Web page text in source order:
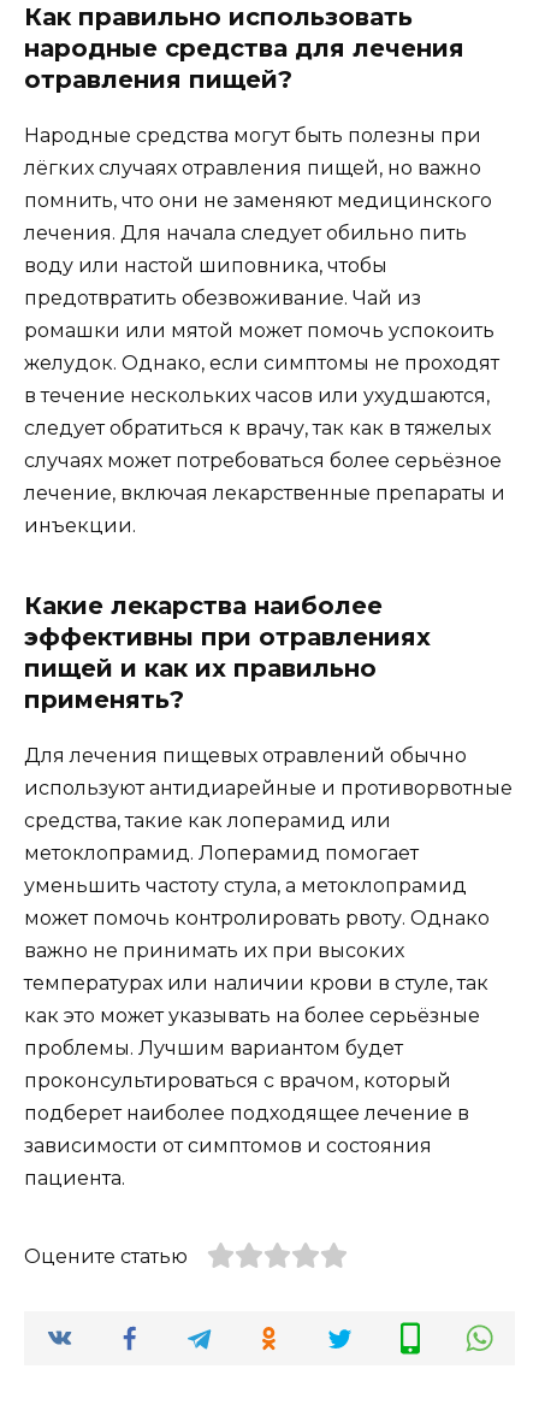
Как правильно использовать
народные средства для лечения
отравления пищей?
Народные средства могут быть полезны при
лёгких случаях отравления пищей, но важно
помнить, что они не заменяют медицинского
лечения. Для начала следует обильно пить
воду или настой шиповника, чтобы
предотвратить обезвоживание. Чай из
ромашки или мятой может помочь успокоить
желудок. Однако, если симптомы не проходят
в течение нескольких часов или ухудшаются,
следует обратиться к врачу, так как в тяжелых
случаях может потребоваться более серьёзное
лечение, включая лекарственные препараты и
инъекции.
Какие лекарства наиболее
эффективны при отравлениях
пищей и как их правильно
применять?
Для лечения пищевых отравлений обычно
используют антидиарейные и противорвотные
средства, такие как лоперамид или
метоклопрамид. Лоперамид помогает
уменьшить частоту стула, а метоклопрамид
может помочь контролировать рвоту. Однако
важно не принимать их при высоких
температурах или наличии крови в стуле, так
как это может указывать на более серьёзные
проблемы. Лучшим вариантом будет
проконсультироваться с врачом, который
подберет наиболее подходящее лечение в
зависимости от симптомов и состояния
пациента.
Оцените статью